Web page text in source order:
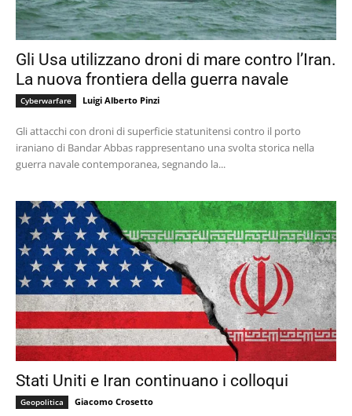
Gli Usa utilizzano droni di mare contro l’Iran.
La nuova frontiera della guerra navale
Cyberwarfare Luigi Alberto Pinzi
Gli attacchi con droni di superficie statunitensi contro il porto
iraniano di Bandar Abbas rappresentano una svolta storica nella
guerra navale contemporanea, segnando la...
Stati Uniti e Iran continuano i colloqui
Geopolitica Giacomo Crosetto